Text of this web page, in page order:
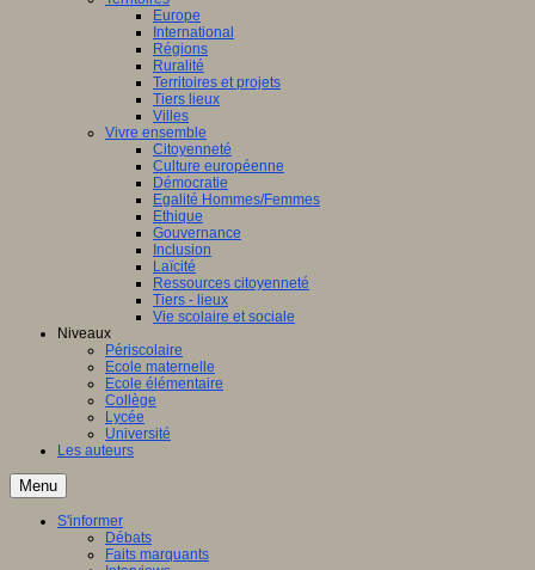
Europe
International
Régions
Ruralité
Territoires et projets
Tiers lieux
Villes
Vivre ensemble
Citoyenneté
Culture européenne
Démocratie
Egalité Hommes/Femmes
Ethique
Gouvernance
Inclusion
Laïcité
Ressources citoyenneté
Tiers - lieux
Vie scolaire et sociale
Niveaux
Périscolaire
Ecole maternelle
Ecole élémentaire
Collège
Lycée
Université
Les auteurs
Menu
S'informer
Débats
Faits marquants